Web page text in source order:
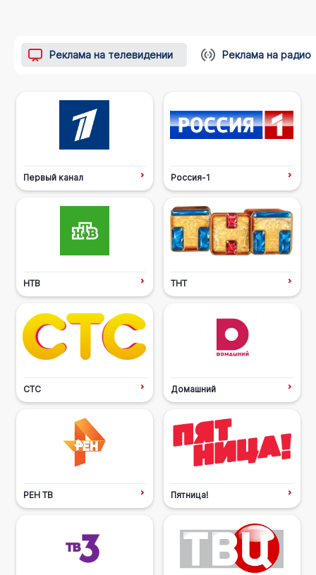
Реклама на телевидении Реклама на радио
Первый канал Россия-1
НТВ ТНТ
СТС Домашний
РЕН ТВ Пятница!